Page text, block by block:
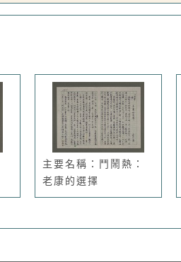
主要名稱：鬥鬧熱：
老康的選擇